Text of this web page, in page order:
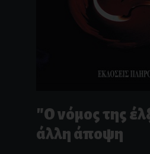
"Ο νόμος της
άλλη άποψη